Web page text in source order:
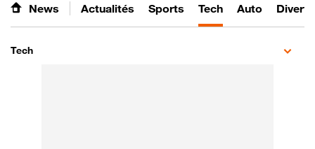
News Actualités Sports Tech Auto
Tech